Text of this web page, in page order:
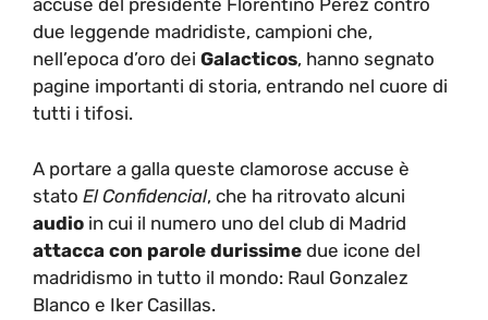
accuse del presidente Florentino Perez contro
due leggende madridiste, campioni che,
nell’epoca d’oro dei Galacticos, hanno segnato
pagine importanti di storia, entrando nel cuore di
tutti i tifosi.
A portare a galla queste clamorose accuse è
stato El Confidencial, che ha ritrovato alcuni
audio in cui il numero uno del club di Madrid
attacca con parole durissime due icone del
madridismo in tutto il mondo: Raul Gonzalez
Blanco e Iker Casillas.